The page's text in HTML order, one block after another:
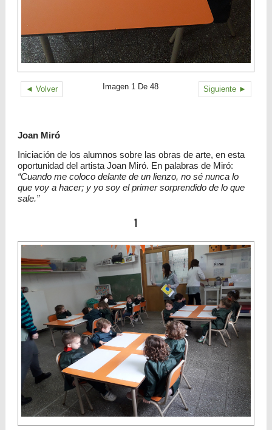
◄ Volver Siguiente ►
Imagen 1 De 48
Joan Miró
Iniciación de los alumnos sobre las obras de arte, en esta
oportunidad del artista Joan Miró. En palabras de Miró:
“Cuando me coloco delante de un lienzo, no sé nunca lo
que voy a hacer; y yo soy el primer sorprendido de lo que
sale.”
1